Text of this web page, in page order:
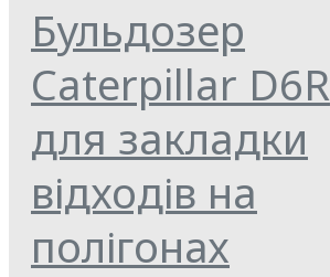
Бульдозер
Caterpillar D6R
для закладки
відходів на
полігонах